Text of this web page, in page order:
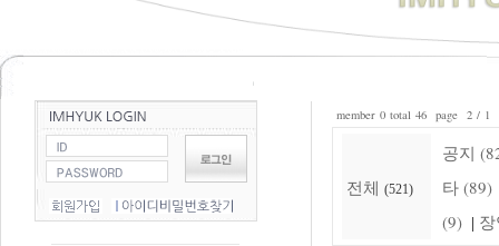
member 0 total 46 page 2 / 1
전체 (521)
공지
타 (89)
(9) |